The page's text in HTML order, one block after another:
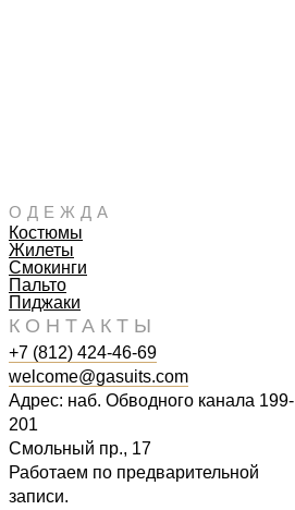
ОДЕЖДА
Костюмы
Жилеты
Смокинги
Пальто
Пиджаки
КОНТАКТЫ
+7 (812) 424-46-69
welcome@gasuits.com
Адрес: наб. Обводного канала 199-
201
Смольный пр., 17
Работаем по предварительной
записи.